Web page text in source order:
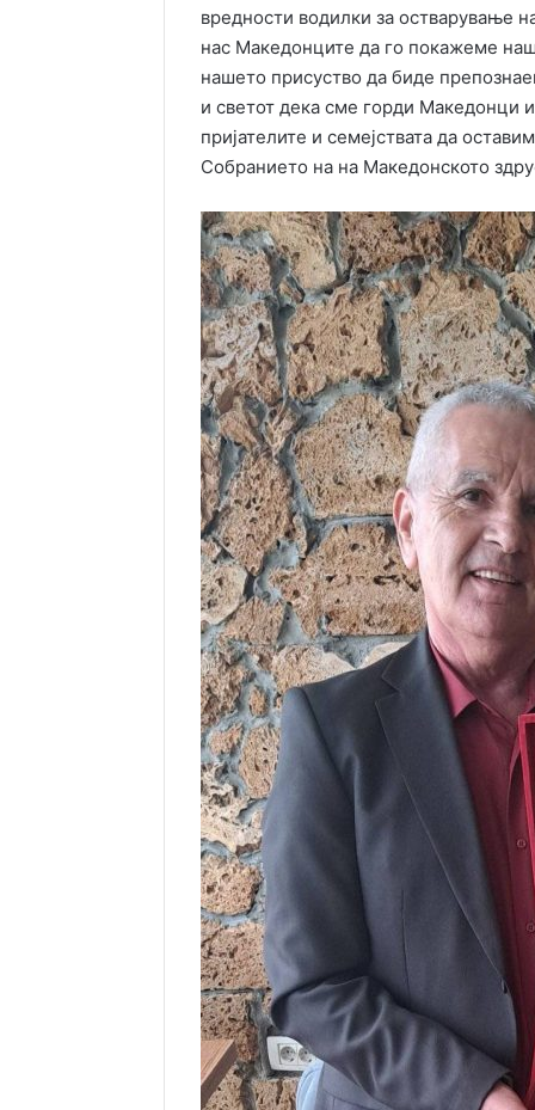
вредности водилки за остварување
нас Македонците да го покажеме
нашето присуство да биде
и светот дека сме горди Македонци
пријателите и семејствата да
Собранието на на Македонското